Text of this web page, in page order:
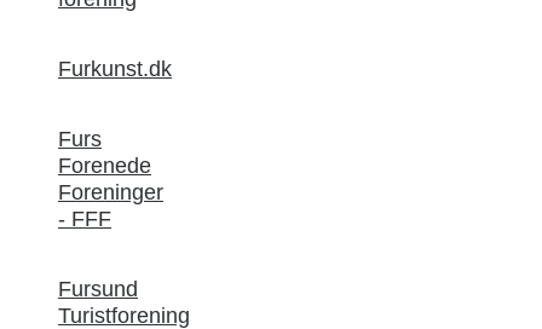
Furkunst.dk
Furs
Forenede
Foreninger
- FFF
Fursund
Turistforening